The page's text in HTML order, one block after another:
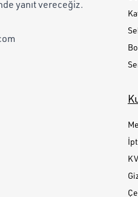
yanıt vereceğiz.